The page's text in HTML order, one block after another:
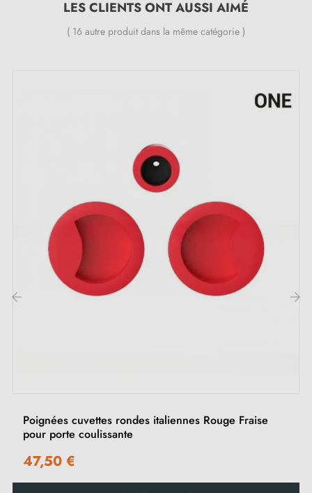
LES CLIENTS ONT AUSSI AIMÉ
( 16 autre produit dans la même catégorie )
Poignées cuvettes rondes italiennes Rouge Fraise
pour porte coulissante
47,50 €